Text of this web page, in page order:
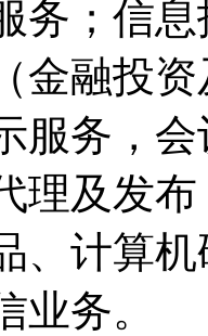
务；信
金融投
服务，
理及发
、计算
业务。